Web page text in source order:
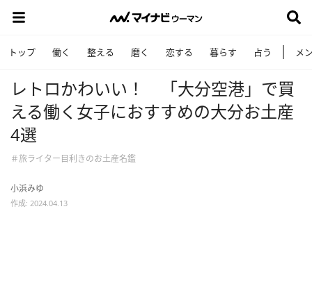
トップ 働く 整える 磨く 恋する 暮らす 占う メ
レトロかわいい！ 「大分空港」で買
える働く女子におすすめの大分お土産
4選
＃旅ライター目利きのお土産名鑑
小浜みゆ
作成: 2024.04.13